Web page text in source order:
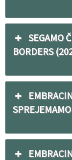
SEGAMO
BORDERS